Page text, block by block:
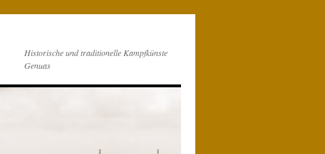
Historische und traditionelle Kampfkünste
Genuas